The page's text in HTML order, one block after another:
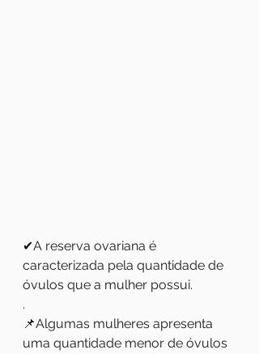
✔A reserva ovariana é
caracterizada pela quantidade de
óvulos que a mulher possui.
.
📌Algumas mulheres apresenta
uma quantidade menor de óvulos